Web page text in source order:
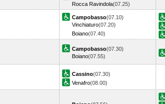
Rocca Ravindola(07.25)
Campobasso(07.10)
Vinchiaturo(07.20)
Boiano(07.40)
Campobasso(07.30)
Boiano(07.55)
Cassino(07.30)
Venafro(08.00)